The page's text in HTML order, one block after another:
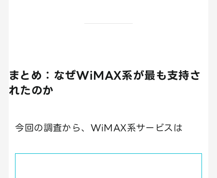
まとめ：なぜWiMAX系が最も支持さ
れたのか
今回の調査から、WiMAX系サービスは